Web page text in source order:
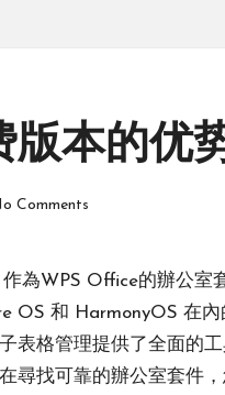
版本的优
Comments
為WPS Office的辦公室
OS 和 HarmonyOS 在
表格管理提供了全面的
尋找可靠的辦公室套件